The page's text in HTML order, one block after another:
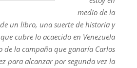
medio de la
un libro, una suerte de historia y
cubre lo acaecido en Venezuela
de la campaña que ganaría Carlos
para alcanzar por segunda vez la